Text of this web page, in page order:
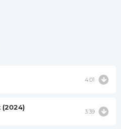
4:01
(2024)
3:39